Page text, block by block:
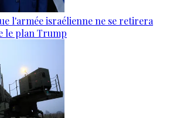
l'armée israélienne ne se retirera
le plan Trump